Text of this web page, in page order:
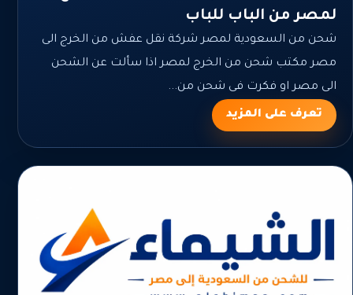
لمصر من الباب للباب
شحن من السعودية لمصر شركة نقل عفش من الخرج الى
مصر مكتب شحن من الخرج لمصر اذا سألت عن الشحن
الى مصر او فكرت فى شحن من...
تعرف على المزيد